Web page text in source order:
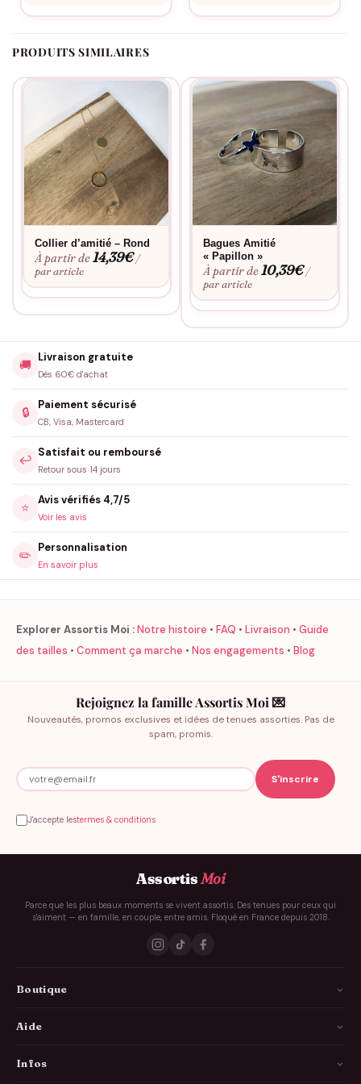
Ce collier est également parfait pour les vacances ou les
discrète en fait un accessoire idéal à assortir avec une variété
de tenues, renforçant ainsi les liens de l’amitié tout en restant à
la pointe de la mode.
Offrir le *Collier Copine – Rond Barre* c’est célébrer l’amitié de
manière tangible. C’est aussi partager un secret de style entre
copines, une manière de garder un souvenir précieux toujours
près du cœur. C’est le cadeau parfait pour montrer à votre
meilleure amiecombien elle compte pour vous, à tout moment
de l’année. Chaque collier est une promesse de souvenirs
futurs et une célébration des moments partagés.
PRODUITS SIMILAIRES
Collier d’amitié – Rond
À partir de14,39€ /
par article
Bagues Amitié
« Papillon »
À partir de10,39€ /
par article
🚚
Livraison gratuite
Dès 60€ d'achat
🔒
Paiement sécurisé
CB, Visa, Mastercard
↩️
Satisfait ou remboursé
Retour sous 14 jours
⭐
Avis vérifiés 4,7/5
Voir les avis
✏️
Personnalisation
En savoir plus
Explorer Assortis Moi :Notre histoire • FAQ • Livraison • Guide
des tailles • Comment ça marche • Nos engagements • Blog
Rejoignez la famille Assortis Moi 💌
Nouveautés, promos exclusives et idées de tenues assorties. Pas de
spam, promis.
J'accepte lestermes & conditions
AssortisMoi
Parce que les plus beaux moments se vivent assortis. Des tenues pour ceux qui
s'aiment — en famille, en couple, entre amis. Floqué en France depuis 2018.
Boutique
Aide
Infos